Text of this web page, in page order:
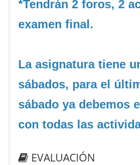
*Tendrán 2 foros, 2
examen final.
La asignatura tiene
sábados, para el
sábado ya debemos
con todas las
EVALUACIÓN